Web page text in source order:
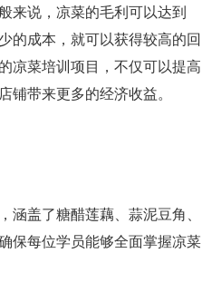
来说，凉菜的毛利可以达到
的成本，就可以获得较高的回
凉菜培训项目，不仅可以提高
铺带来更多的经济收益。
盖了糖醋莲藕、蒜泥豆角、
保每位学员能够全面掌握凉菜